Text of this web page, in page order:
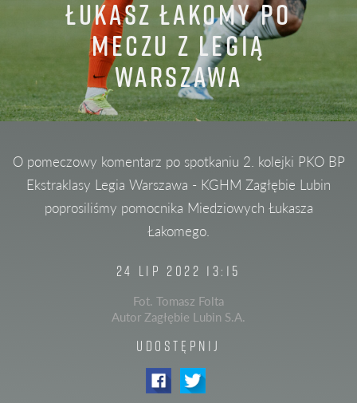
ŁUKASZ ŁAKOMY PO
MECZU Z LEGIĄ
WARSZAWA
O pomeczowy komentarz po spotkaniu 2. kolejki PKO BP
Ekstraklasy Legia Warszawa - KGHM Zagłębie Lubin
poprosiliśmy pomocnika Miedziowych Łukasza
Łakomego.
24 LIP 2022 13:15
Fot. Tomasz Folta
Autor Zagłębie Lubin S.A.
UDOSTĘPNIJ